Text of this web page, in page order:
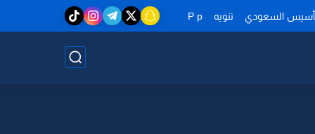
السعودي تنويه P p